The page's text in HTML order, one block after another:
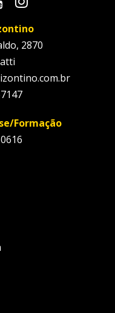
2870
Formação